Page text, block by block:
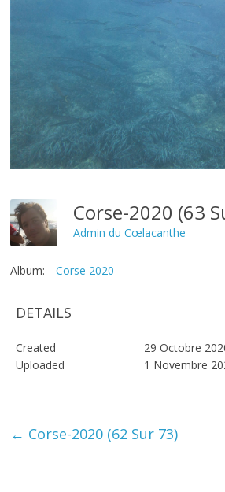
Corse-2020 (63
Admin du Cœlacanthe
Album: Corse 2020
DETAILS
Created
29 Octobre
Uploaded
1 Novembre
← Corse-2020 (62 Sur 73)